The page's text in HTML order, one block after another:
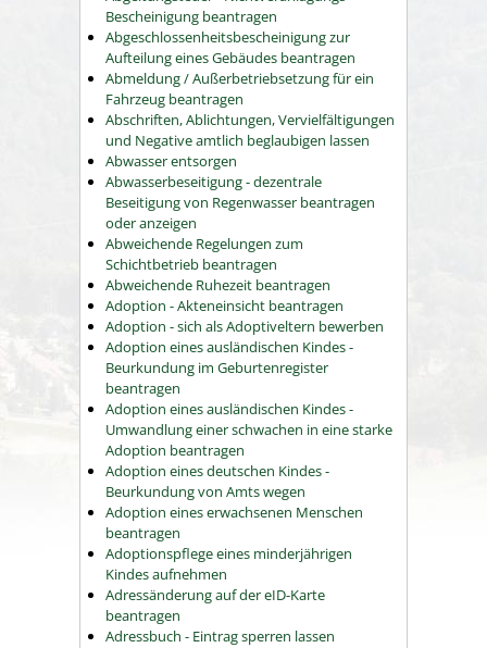
Bescheinigung beantragen
Abgeschlossenheitsbescheinigung zur
Aufteilung eines Gebäudes beantragen
Abmeldung / Außerbetriebsetzung für ein
Fahrzeug beantragen
Abschriften, Ablichtungen, Vervielfältigungen
und Negative amtlich beglaubigen lassen
Abwasser entsorgen
Abwasserbeseitigung - dezentrale
Beseitigung von Regenwasser beantragen
oder anzeigen
Abweichende Regelungen zum
Schichtbetrieb beantragen
Abweichende Ruhezeit beantragen
Adoption - Akteneinsicht beantragen
Adoption - sich als Adoptiveltern bewerben
Adoption eines ausländischen Kindes -
Beurkundung im Geburtenregister
beantragen
Adoption eines ausländischen Kindes -
Umwandlung einer schwachen in eine starke
Adoption beantragen
Adoption eines deutschen Kindes -
Beurkundung von Amts wegen
Adoption eines erwachsenen Menschen
beantragen
Adoptionspflege eines minderjährigen
Kindes aufnehmen
Adressänderung auf der eID-Karte
beantragen
Adressbuch - Eintrag sperren lassen